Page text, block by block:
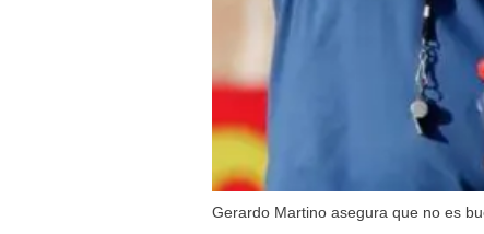
Gerardo Martino asegura que no es